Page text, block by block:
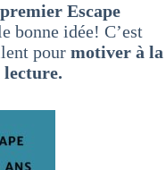
premier Escape
bonne idée! C’est
pour motiver à la
lecture.